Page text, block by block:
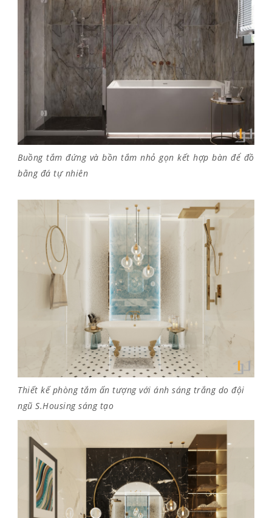
Buồng tắm đứng và bồn tắm nhỏ gọn kết hợp bàn để đồ
bằng đá tự nhiên
Thiết kế phòng tắm ấn tượng với ánh sáng trắng do đội
ngũ S.Housing sáng tạo